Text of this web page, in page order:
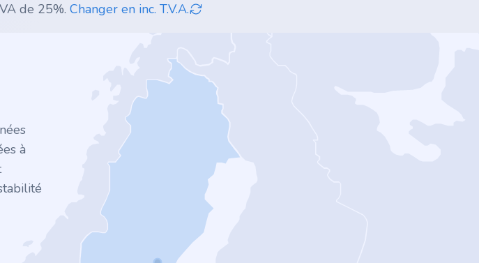
de 25%. Changer en inc. T.V.A.
à